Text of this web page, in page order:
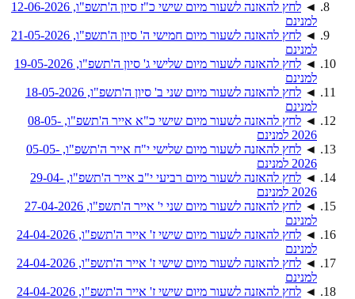
◄
לחץ להאזנה לשעור מיום שישי כ"ז סיון ה'תשפ"ו, 12-06-2026
למנינם
◄
לחץ להאזנה לשעור מיום חמישי ה' סיון ה'תשפ"ו, 21-05-2026
למנינם
◄
לחץ להאזנה לשעור מיום שלישי ג' סיון ה'תשפ"ו, 19-05-2026
למנינם
◄
לחץ להאזנה לשעור מיום שני ב' סיון ה'תשפ"ו, 18-05-2026
למנינם
◄
לחץ להאזנה לשעור מיום שישי כ"א אייר ה'תשפ"ו, 08-05-
2026 למנינם
◄
לחץ להאזנה לשעור מיום שלישי י"ח אייר ה'תשפ"ו, 05-05-
2026 למנינם
◄
לחץ להאזנה לשעור מיום רביעי י"ב אייר ה'תשפ"ו, 29-04-
2026 למנינם
◄
לחץ להאזנה לשעור מיום שני י' אייר ה'תשפ"ו, 27-04-2026
למנינם
◄
לחץ להאזנה לשעור מיום שישי ז' אייר ה'תשפ"ו, 24-04-2026
למנינם
◄
לחץ להאזנה לשעור מיום שישי ז' אייר ה'תשפ"ו, 24-04-2026
למנינם
◄
לחץ להאזנה לשעור מיום שישי ז' אייר ה'תשפ"ו, 24-04-2026